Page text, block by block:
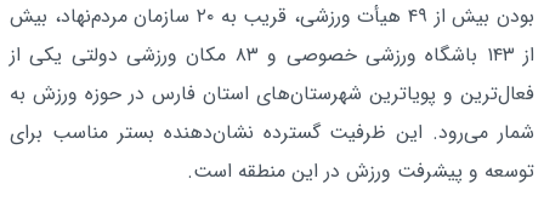
بودن بیش از ۴۹ هیأت ورزشی، قریب به ۲۰ سازمان مردم‌نهاد، بیش
از ۱۴۳ باشگاه ورزشی خصوصی و ۸۳ مکان ورزشی دولتی یکی از
فعال‌ترین و پویاترین شهرستان‌های استان فارس در حوزه ورزش به
شمار می‌رود. این ظرفیت گسترده نشان‌دهنده بستر مناسب برای
توسعه و پیشرفت ورزش در این منطقه است.